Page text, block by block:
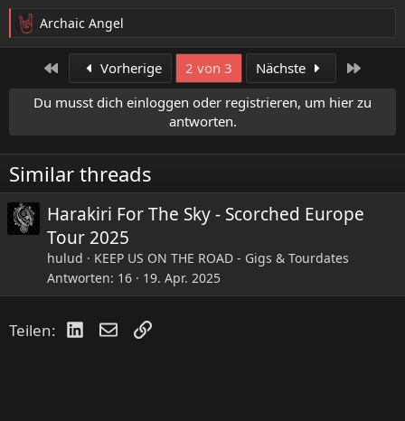
R
e
o
n
e
n
:
Archaic Angel
Erste Vorherige 2 von 3 Nächste
Du musst dich einloggen oder registrieren, um hier zu
antworten.
Similar threads
Harakiri For The Sky - Scorched Europe
Tour 2025
hulud
KEEP US ON THE ROAD - Gigs & Tourdates
Antworten 16 19. Apr. 2025
Teilen: LinkedIn
E-MailLink